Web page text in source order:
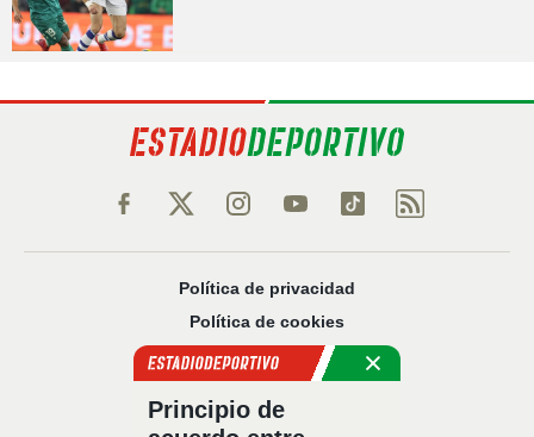
Política de privacidad
Política de cookies
Política Comercial
Configuración de privacidad
Principio de